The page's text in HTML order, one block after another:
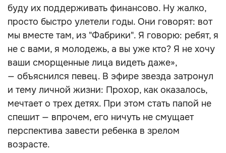
буду их поддерживать финансово. Ну жалко,
просто быстро улетели годы. Они говорят: вот
мы вместе там, из "Фабрики". Я говорю: ребят, я
не с вами, я молодежь, а вы уже кто? Я не хочу
ваши сморщенные лица видеть даже»,
— объяснился певец. В эфире звезда затронул
и тему личной жизни: Прохор, как оказалось,
мечтает о трех детях. При этом стать папой не
спешит — впрочем, его ничуть не смущает
перспектива завести ребенка в зрелом
возрасте.